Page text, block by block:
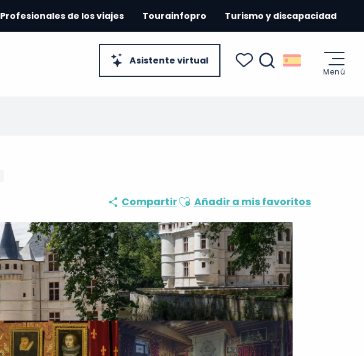
Asistente virtual
Profesionales de los viajes Tourainfopro Turismo y discapacidad
Menú
CompartirAjouter aux favoris
Añadir a mis favoritos